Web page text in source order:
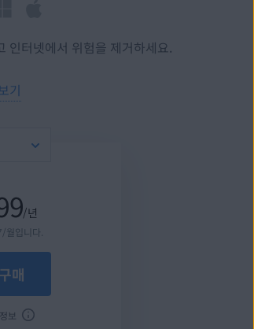
인터넷에서 위험을 제거하세요.
기
/년
/월입니다.
매
보